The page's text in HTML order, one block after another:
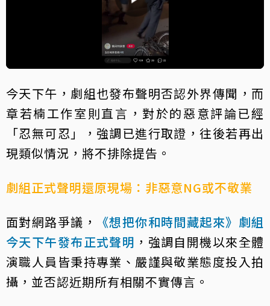
今天下午，劇組也發布聲明否認外界傳聞，而
章若楠工作室則直言，對於的惡意評論已經
「忍無可忍」，強調已進行取證，往後若再出
現類似情況，將不排除提告。
劇組正式聲明還原現場：非惡意NG或不敬業
面對網路爭議，
《想把你和時間藏起來》劇組
今天下午發布正式聲明 ，強調自開機以來全體
演職人員皆秉持專業、嚴謹與敬業態度投入拍
攝，並否認近期所有相關不實傳言。